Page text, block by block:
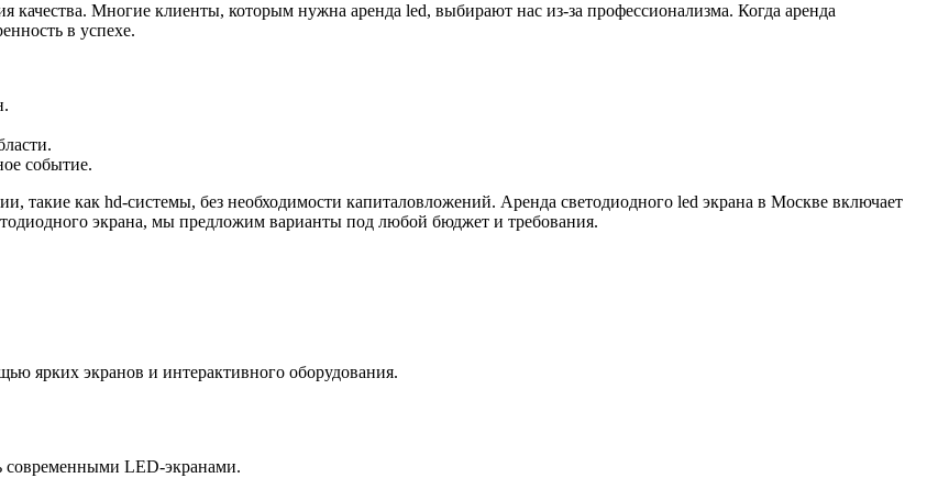
Многие клиенты, которым нужна аренда led, выбирают нас из-за профессионализма. Когда аренда
в успехе.
событие.
такие как hd-системы, без необходимости капиталовложений. Аренда светодиодного led экрана в Москве включает
экрана, мы предложим варианты под любой бюджет и требования.
ярких экранов и интерактивного оборудования.
современными LED-экранами.